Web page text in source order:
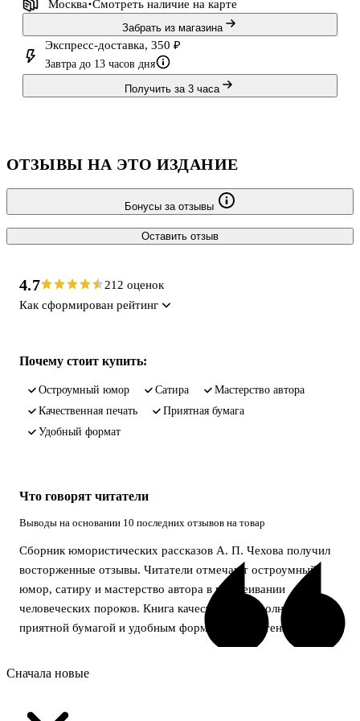
Москва Смотреть наличие на карте
Забрать из магазина
Экспресс-доставка, 350 ₽
Завтра до 13 часов дня
Получить за 3 часа
ОТЗЫВЫ НА ЭТО ИЗДАНИЕ
Бонусы за отзывы
Оставить отзыв
4.7
212 оценок
Как сформирован рейтинг
Почему стоит купить:
остроумный юмор сатира
мастерство автора
качественная печать
приятная бумага
удобный формат
Что говорят читатели
Выводы на основании 10 последних отзывов на товар
Сборник юмористических рассказов А. П. Чехова получил
восторженные отзывы. Читатели отмечают остроумный
юмор, сатиру и мастерство автора в высмеивании
человеческих пороков. Книга качественно выполнена, с
приятной бумагой и удобным форматом для чтения.
Сначала новые